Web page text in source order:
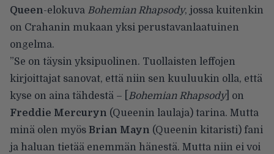
Queen-elokuva Bohemian Rhapsody, jossa kuitenkin
on Crahanin mukaan yksi perustavanlaatuinen
ongelma.
”Se on täysin yksipuolinen. Tuollaisten leffojen
kirjoittajat sanovat, että niin sen kuuluukin olla, että
kyse on aina tähdestä – [ Bohemian Rhapsody] on
Freddie Mercuryn (Queenin laulaja) tarina. Mutta
minä olen myös Brian Mayn (Queenin kitaristi) fani
ja haluan tietää enemmän hänestä. Mutta niin ei voi